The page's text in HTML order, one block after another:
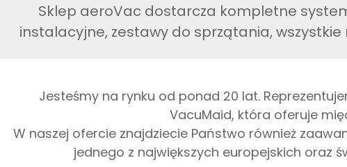
Sklep aeroVac dostarcza kompletne
instalacyjne, zestawy do sprzątania,
Jesteśmy na rynku od ponad 20 lat.
VacuMaid, która oferuje
W naszej ofercie znajdziecie Państwo również
jednego z największych europejskich oraz